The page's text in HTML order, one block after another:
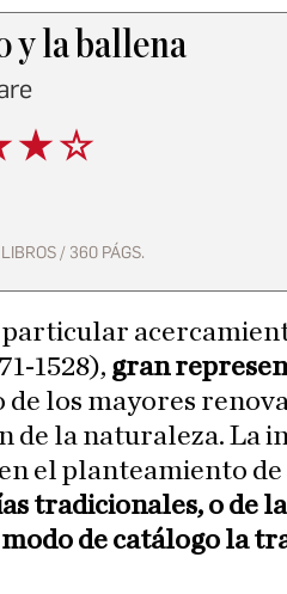
/ 360 PÁGS.
y la ballena
1528), gran
de los mayores
de la naturaleza. La
el planteamiento de
tradicionales, o de
de catálogo la